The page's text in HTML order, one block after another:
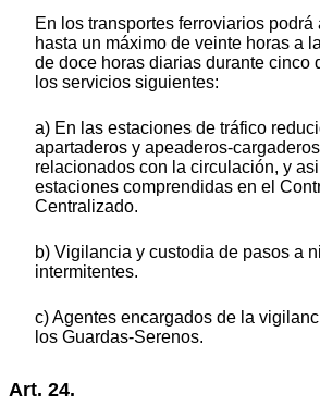
En los transportes ferroviarios
hasta un máximo de veinte horas a
de doce horas diarias durante cinco
los servicios siguientes:
a) En las estaciones de tráfico
apartaderos y apeaderos-
relacionados con la circulación, y
estaciones comprendidas en el
Centralizado.
b) Vigilancia y custodia de pasos a
intermitentes.
c) Agentes encargados de la
los Guardas-Serenos.
Art. 24.